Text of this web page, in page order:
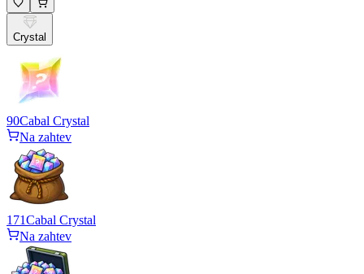
Crystal
90Cabal Crystal
Na zahtev
171Cabal Crystal
Na zahtev